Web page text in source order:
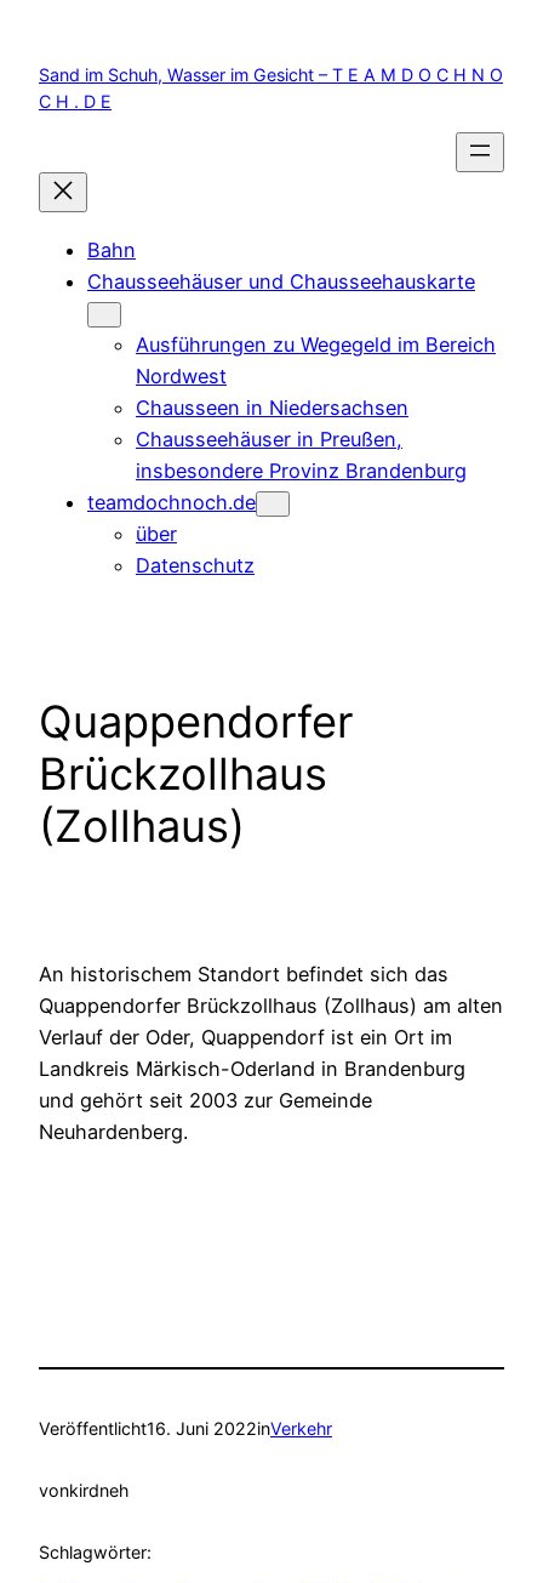
springen
Sand im Schuh, Wasser im Gesicht – T E A M D O C H N O
C H . D E
Bahn
Chausseehäuser und Chausseehauskarte
Ausführungen zu Wegegeld im Bereich
Nordwest
Chausseen in Niedersachsen
Chausseehäuser in Preußen,
insbesondere Provinz Brandenburg
teamdochnoch.de
über
Datenschutz
Quappendorfer
Brückzollhaus
(Zollhaus)
An historischem Standort befindet sich das
Quappendorfer Brückzollhaus (Zollhaus) am alten
Verlauf der Oder, Quappendorf ist ein Ort im
Landkreis Märkisch-Oderland in Brandenburg
und gehört seit 2003 zur Gemeinde
Neuhardenberg.
Veröffentlicht16. Juni 2022inVerkehr
vonkirdneh
Schlagwörter: